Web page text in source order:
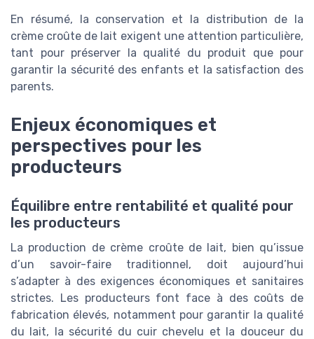
En résumé, la conservation et la distribution de la
crème croûte de lait exigent une attention particulière,
tant pour préserver la qualité du produit que pour
garantir la sécurité des enfants et la satisfaction des
parents.
Enjeux économiques et
perspectives pour les
producteurs
Équilibre entre rentabilité et qualité pour
les producteurs
La production de crème croûte de lait, bien qu’issue
d’un savoir-faire traditionnel, doit aujourd’hui
s’adapter à des exigences économiques et sanitaires
strictes. Les producteurs font face à des coûts de
fabrication élevés, notamment pour garantir la qualité
du lait, la sécurité du cuir chevelu et la douceur du